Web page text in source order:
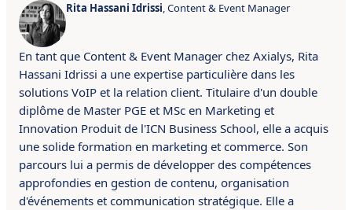
Rita Hassani Idrissi, Content & Event Manager
En tant que Content & Event Manager chez Axialys, Rita
Hassani Idrissi a une expertise particulière dans les
solutions VoIP et la relation client. Titulaire d'un double
diplôme de Master PGE et MSc en Marketing et
Innovation Produit de l'ICN Business School, elle a acquis
une solide formation en marketing et commerce. Son
parcours lui a permis de développer des compétences
approfondies en gestion de contenu, organisation
d'événements et communication stratégique. Elle a